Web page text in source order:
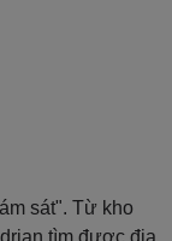
sát". Từ kho
tìm được địa